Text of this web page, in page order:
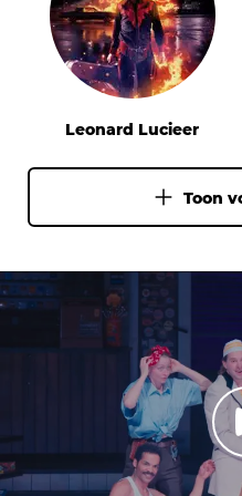
zeer vermakelijk
Dramaturgie:
Fotografie:
Design campagnebeeld:
die
en
Toegankelijkheid:
van
Leonard Lucieer
Toon